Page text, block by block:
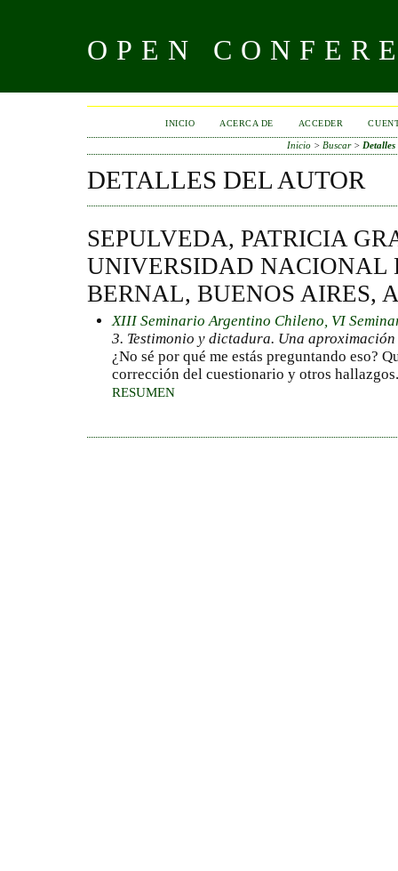
OPEN
INICIO ACERCA DE ACCEDER
Inicio > Buscar>
DETALLES DEL AUTOR
SEPULVEDA, PATRICIA
UNIVERSIDAD NACIONAL
BERNAL, BUENOS AIRES,
XIII Seminario Argentino Chileno, VI
3. Testimonio y dictadura. Una
¿No sé por qué me estás preguntando eso?
corrección del cuestionario y otros hallazgos.
RESUMEN